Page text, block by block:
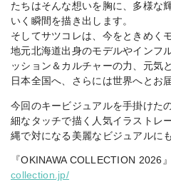
たちはそんな想いを胸に、多様な
いく瞬間を描き出します。
そしてサツコレは、今をときめく
地元北海道出身のモデルやインフ
ッション＆カルチャーの力、元気
日本全国へ、さらには世界へとお
今回のキービジュアルを手掛けた
細なタッチで描く人気イラストレ
縄で対になる美麗なビジュアルに
『OKINAWA COLLECTION 2026
collection.jp/